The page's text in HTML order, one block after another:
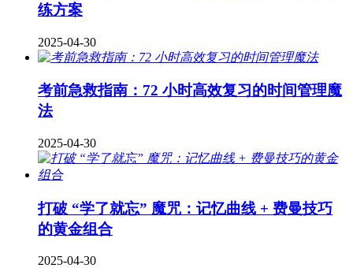
练方案
2025-04-30
考前急救指南：72 小时高效复习的时间管理魔
法
2025-04-30
打破 “学了就忘” 魔咒：记忆曲线 + 费曼技巧
的黄金组合
2025-04-30